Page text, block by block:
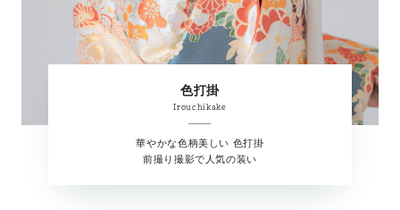
色打掛
Irouchikake
華やかな色柄美しい 色打掛
前撮り撮影で人気の装い